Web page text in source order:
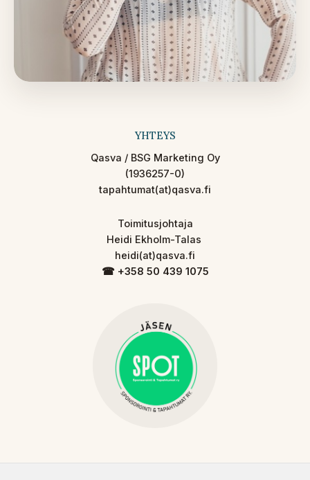
YHTEYS
Qasva / BSG Marketing Oy
(1936257-0)
tapahtumat(at)qasva.fi
Toimitusjohtaja
Heidi Ekholm-Talas
heidi(at)qasva.fi
☎︎ +358 50 439 1075